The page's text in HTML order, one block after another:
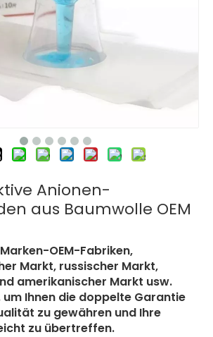
Anionen-
aus Baumwolle OEM
OEM-Fabriken,
Markt, russischer Markt,
amerikanischer Markt usw.
um Ihnen die doppelte Garantie
zu gewähren und Ihre
zu übertreffen.